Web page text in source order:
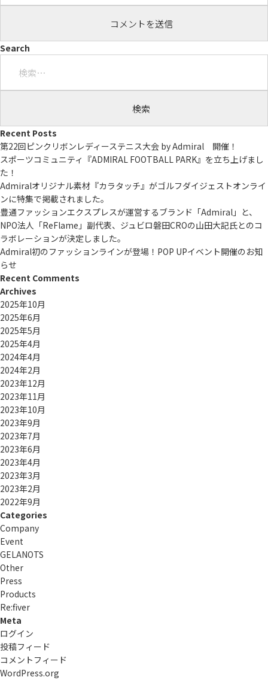
Search
Recent Posts
第22回ピンクリボンレディーステニス大会 by Admiral 開催！
スポーツコミュニティ『ADMIRAL FOOTBALL PARK』を立ち上げまし
た！
Admiralオリジナル素材『カラタッチ』がゴルフダイジェストオンライ
ンに特集で掲載されました。
豊通ファッションエクスプレスが運営するブランド「Admiral」と、
NPO法人「ReFlame」副代表、ジュビロ磐田CROの山田大記氏とのコ
ラボレーションが決定しました。
Admiral初のファッションラインが登場！POP UPイベント開催のお知
らせ
Recent Comments
Archives
2025年10月
2025年6月
2025年5月
2025年4月
2024年4月
2024年2月
2023年12月
2023年11月
2023年10月
2023年9月
2023年7月
2023年6月
2023年4月
2023年3月
2023年2月
2022年9月
Categories
Company
Event
GELANOTS
Other
Press
Products
Re:ﬁver
Meta
ログイン
投稿フィード
コメントフィード
WordPress.org